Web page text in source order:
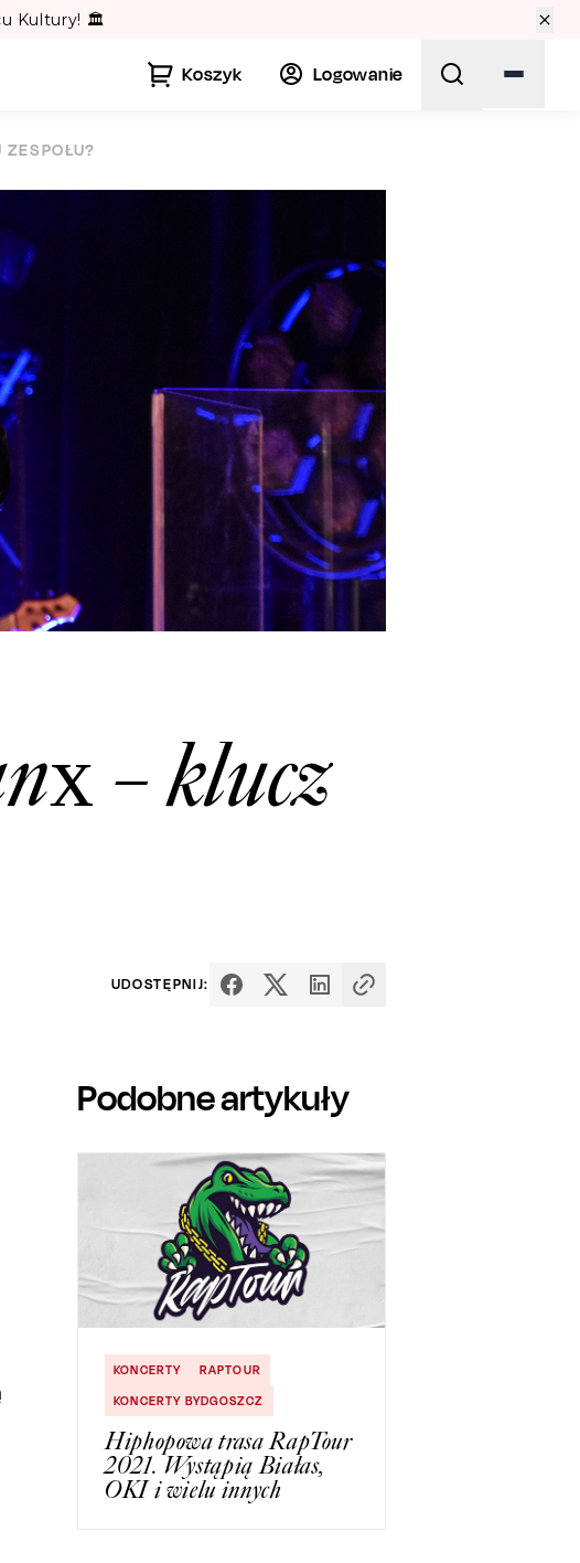
i „Volare”. 💃
Koszyk Logowanie
ZESPOŁU?
– klucz
UDOSTĘPNIJ:
Podobne artykuły
KONCERTY
RAPTOUR
KONCERTY BYDGOSZCZ
Hiphopowa trasa RapTour
2021. Wystąpią Białas,
OKI i wielu innych